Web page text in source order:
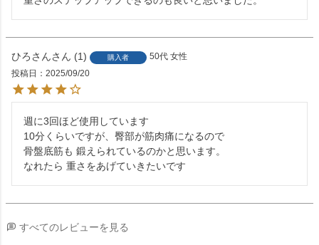
ひろさん 1 購入者 50代 女性
投稿日
2025/09/20
週に3回ほど使用しています
10分くらいですが、臀部が筋肉痛になるので
骨盤底筋も 鍛えられているのかと思います。
なれたら 重さをあげていきたいです
すべてのレビューを見る